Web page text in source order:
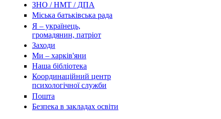
ЗНО / НМТ / ДПА
Міська батьківська рада
Я – українець,
громадянин, патріот
Заходи
Ми – харків'яни
Наша бібліотека
Координаційний центр
психологічної служби
Пошта
Безпека в закладах освіти